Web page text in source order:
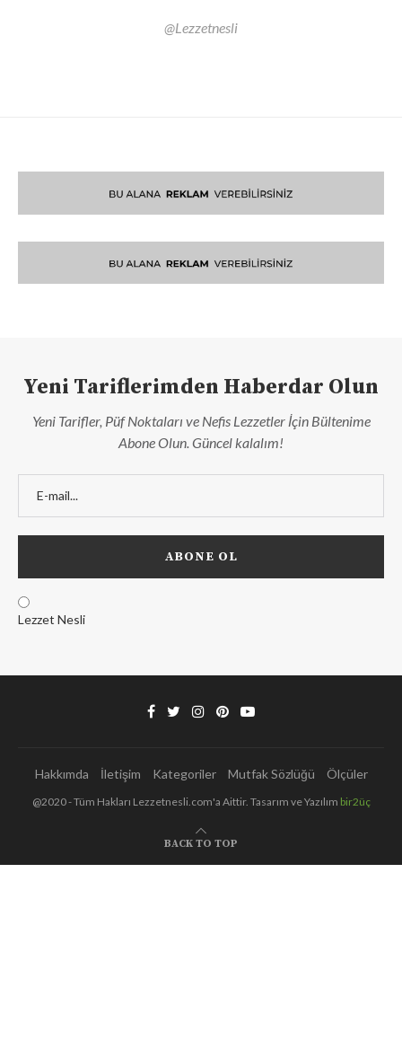
@Lezzetnesli
Yeni Tariflerimden Haberdar Olun
Yeni Tarifler, Püf Noktaları ve Nefis Lezzetler İçin Bültenime
Abone Olun. Güncel kalalım!
Lezzet Nesli
Hakkımda İletişim Kategoriler Mutfak Sözlüğü Ölçüler
@2020 - Tüm Hakları Lezzetnesli.com'a Aittir. Tasarım ve Yazılım bir2üç
BACK TO TOP